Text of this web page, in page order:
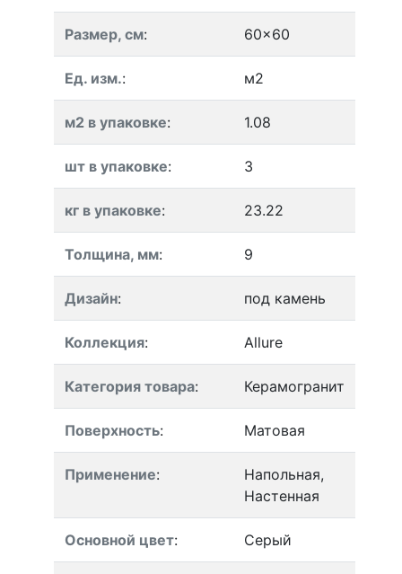
Размер, см: 60x60
Ед. изм.: м2
м2 в упаковке: 1.08
шт в упаковке: 3
кг в упаковке: 23.22
Толщина, мм: 9
Дизайн: под камень
Коллекция: Allure
Категория товара: Керамогранит
Поверхность: Матовая
Применение:
Напольная,
Настенная
Основной цвет: Серый